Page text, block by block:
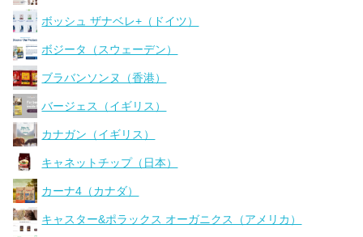
ボッシュ ザナベレ+（ドイツ）
ボジータ（スウェーデン）
ブラバンソンヌ（香港）
バージェス（イギリス）
カナガン（イギリス）
キャネットチップ（日本）
カーナ4（カナダ）
キャスター&ポラックス オーガニクス（アメリカ）